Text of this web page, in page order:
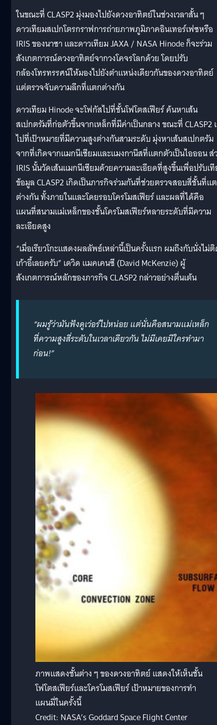
ในขณะที่ CLASP2 มุ่งมองไปยังดวงอาทิตย์ในช่วงเวลาสั้น ๆ
ดาวเทียมสเปกโตรกราฟการถ่ายภาพภูมิภาคอินเทอร์เฟซหรือ
IRIS ของนาซา และดาวเทียม JAXA / NASA Hinode ก็จะร่วม
สังเกตการณ์ดวงอาทิตย์จากวงโคจรโลกด้วย โดยปรับ
กล้องโทรทรรศน์ให้มองไปยังตำแหน่งเดียวกันของดวงอาทิตย์
แต่ตรวจจับความลึกที่แตกต่างกัน
ดาวเทียม Hinode จะโฟกัสไปที่ชั้นโฟโตสเฟียร์ ค้นหาเส้น
สเปกตรัมที่ก่อตัวขึ้นจากเหล็กที่มีค่าเป็นกลาง ขณะที่ CLASP2
ไปที่เป้าหมายที่มีความสูงต่างกันสามระดับ มุ่งหาเส้นสเปกตรัม
จากที่เกิดจากแมกนีเซียมและแมงกานีสที่แตกตัวเป็นไอออน ส่
IRIS นั้นวัดเส้นแมกนีเซียมด้วยความละเอียดที่สูงขึ้นเพื่อปรับเ
ข้อมูล CLASP2 เกิดเป็นภารกิจร่วมกันที่ช่วยตรวจสอบสี่ชั้นที่แ
ต่างกัน ทั้งภายในและโดยรอบโครโมสเฟียร์ และผลที่ได้คือ
แผนที่สนามแม่เหล็กของชั้นโครโมสเฟียร์หลายระดับที่มีความ
ละเอียดสูง
“เมื่อเรียวโกะแสดงผลลัพธ์เหล่านี้เป็นครั้งแรก ผมถึงกับนั่งไม่
เก้าอี้เลยครับ” เดวิด แมคเคนซี (David McKenzie) ผู้
สังเกตการณ์หลักของภารกิจ CLASP2 กล่าวอย่างตื่นเต้น
“ผมรู้ว่ามันฟังดูเว่อร์ไปหน่อย แต่นั่นคือสนามแม่เหล็ก
ที่ความสูงสี่ระดับในเวลาเดียวกัน ไม่มีเคยมีใครทำมา
ก่อน!”
ภาพแสดงชั้นต่าง ๆ ของดวงอาทิตย์ แสดงให้เห็นชั้น
โฟโตสเฟียร์และโครโมสเฟียร์ เป้าหมายของการทำ
แผนมี่ในครั้งนี้
Credit: NASA’s Goddard Space Flight Center